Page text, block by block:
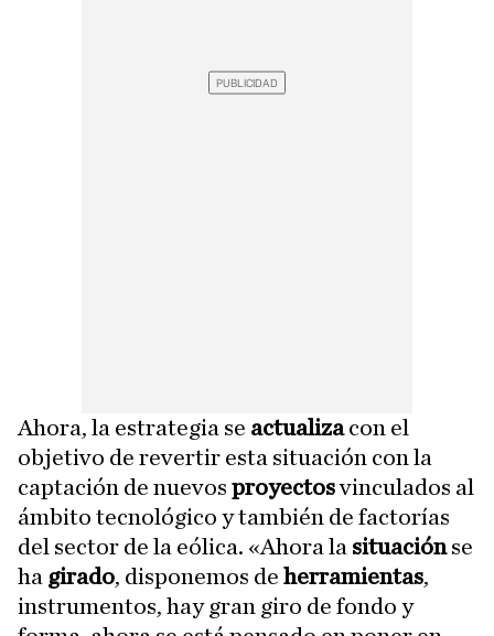
Ahora, la estrategia se actualizacon el
objetivo de revertir esta situación con la
captación de nuevos proyectosvinculados al
ámbito tecnológico y también de factorías
del sector de la eólica. «Ahora la situaciónse
ha girado, disponemos de herramientas,
instrumentos, hay gran giro de fondo y